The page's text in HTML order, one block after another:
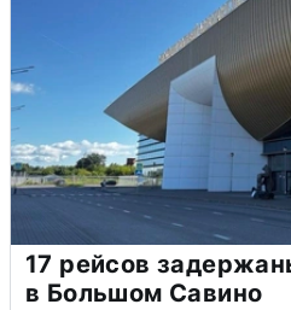
17 рейсов
в Большом Савино